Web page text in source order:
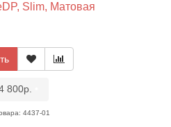
Slim, Матовая
800р.
4437-01